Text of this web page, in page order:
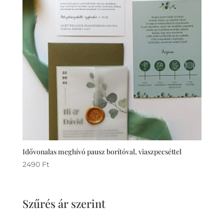
Idővonalas meghívó pausz borítóval, viaszpecséttel
2490 Ft
Szűrés ár szerint